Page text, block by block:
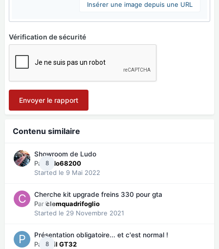
Insérer une image depuis une URL
Vérification de sécurité
Envoyer le rapport
Contenu similaire
8
Showroom de Ludo
Parludo68200
Started le 9 Mai 2022
0
Cherche kit upgrade freins 330 pour gta
Parclemquadrifoglio
Started le 29 Novembre 2021
8
Présentation obligatoire... et c'est normal !
ParPhil GT32